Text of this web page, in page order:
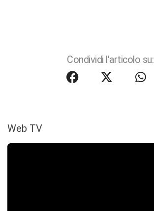
Condividi l'articolo su:
Web TV